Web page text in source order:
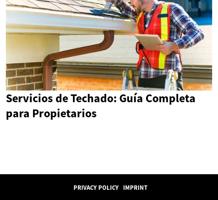
Servicios de Techado: Guía Completa
para Propietarios
PRIVACY POLICY IMPRINT